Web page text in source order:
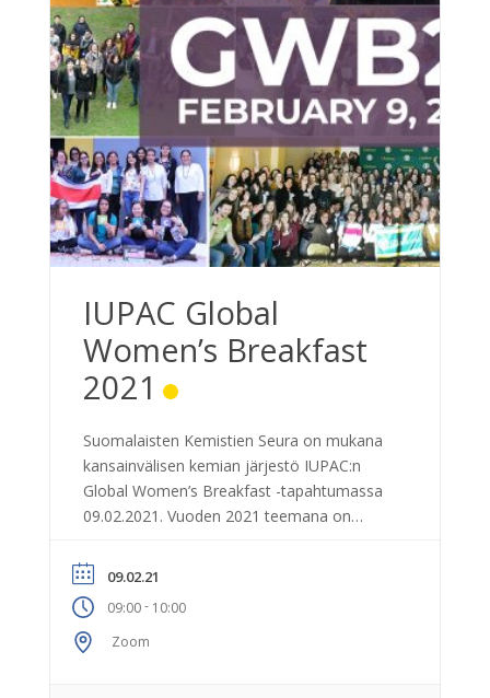
IUPAC Global
Women’s Breakfast
2021
Suomalaisten Kemistien Seura on mukana
kansainvälisen kemian järjestö IUPAC:n
Global Women’s Breakfast -tapahtumassa
09.02.2021. Vuoden 2021 teemana on
Mäntymäki toimii tapahtuman
moderaattorina ja puhujana on professori
Paula Vanninen, VERIFIN. — Chemical
analysis-cornerstone in evidence collection
09.02.21
09:00- 10:00
Zoom